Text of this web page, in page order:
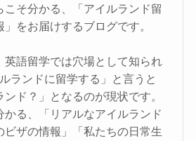
こそ分かる、「アイルランド留
をお届けするブログです。
英語留学では穴場として知られ
ランドに留学する」と言うと
ンド？」となるのが現状です。
かる、「リアルなアイルランド
ビザの情報」「私たちの日常生